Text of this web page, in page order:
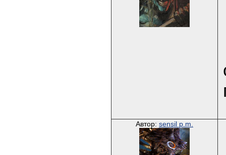
Автор: sensil p.m.